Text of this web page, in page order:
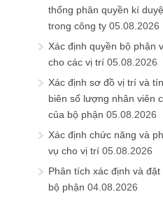
thống phân quyền kí
trong công ty 05.08.2026
Xác định quyền bộ phận
cho các vị trí 05.08.2026
Xác định sơ đồ vị trí và
biên số lượng nhân viên
của bộ phận 05.08.2026
Xác định chức năng và
vụ cho vị trí 05.08.2026
Phân tích xác định và
bộ phận 04.08.2026